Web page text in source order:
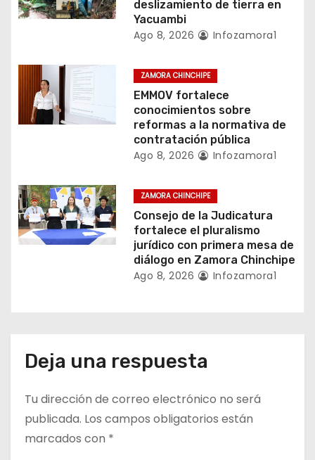
e
n
t
r
d
a
s
deslizamiento de tierra en
Yacuambi
Ago 8, 2026 Infozamora1
ZAMORA CHINCHIPE
EMMOV fortalece
conocimientos sobre
reformas a la normativa de
contratación pública
Ago 8, 2026 Infozamora1
ZAMORA CHINCHIPE
Consejo de la Judicatura
fortalece el pluralismo
jurídico con primera mesa de
diálogo en Zamora Chinchipe
Ago 8, 2026 Infozamora1
Deja una respuesta
Tu dirección de correo electrónico no será
publicada. Los campos obligatorios están
marcados con *